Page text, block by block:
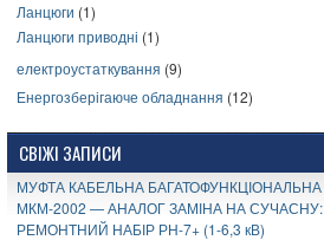
Ланцюги (1)
Ланцюги приводні (1)
електроустаткування (9)
Енергозберігаюче обладнання (12)
СВІЖІ ЗАПИСИ
МУФТА КАБЕЛЬНА БАГАТОФУНКЦІОНАЛЬНА
МКМ-2002 — АНАЛОГ ЗАМІНА НА СУЧАСНУ:
РЕМОНТНИЙ НАБІР РН-7+ (1-6,3 кВ)